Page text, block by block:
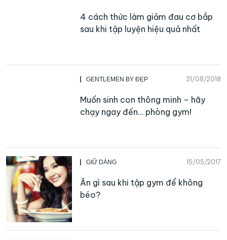
4 cách thức làm giảm đau cơ bắp
sau khi tập luyện hiệu quả nhất
GENTLEMEN BY ĐẸP 31/08/2018
Muốn sinh con thông minh – hãy
chạy ngay đến… phòng gym!
GIỮ DÁNG 15/05/2017
Ăn gì sau khi tập gym để không
béo?